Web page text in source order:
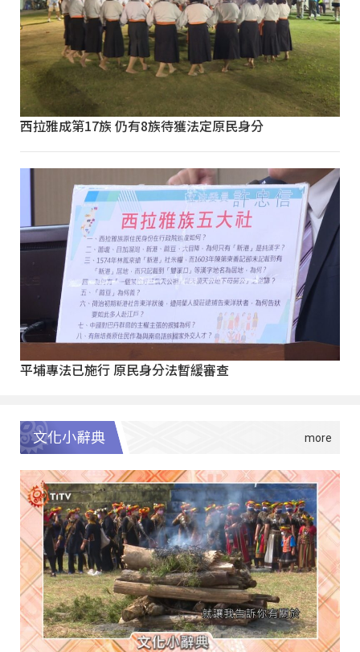
西拉雅成第17族 仍有8族待獲法定原民身分
平埔專法已施行 原民身分法暫緩審查
文化小辭典